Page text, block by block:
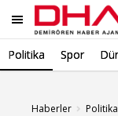
Politika Spor
Haberler